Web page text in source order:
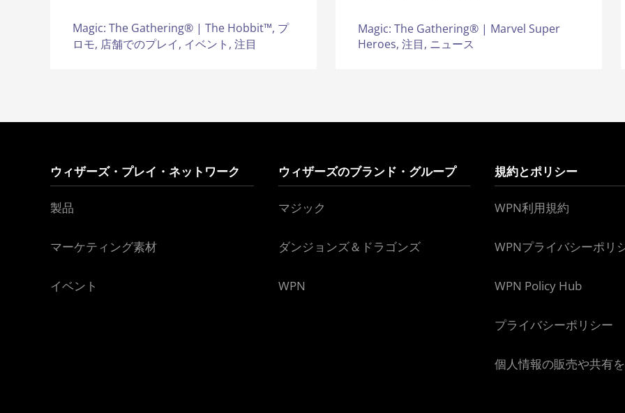
Magic: The Gathering® | The Hobbit™, プ
ロモ, 店舗でのプレイ, イベント, 注目
Magic: The Gathering® | Marvel Super
Heroes, 注目, ニュース
ウィザーズ・プレイ・ネットワーク
製品
マーケティング素材
イベント
ウィザーズのブランド・グループ
マジック
ダンジョンズ＆ドラゴンズ
WPN
規約とポリシー
WPN利用規約
WPNプライバシーポリ
WPN Policy Hub
プライバシーポリシー
個人情報の販売や共有